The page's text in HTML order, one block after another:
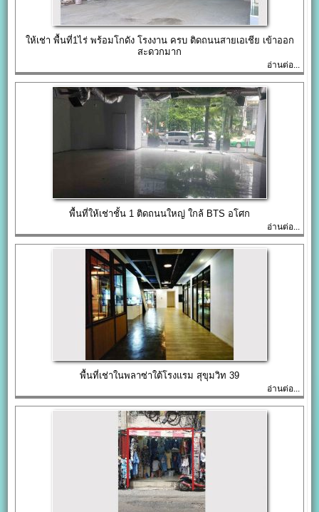
ให้เช่า พื้นที่1ไร่ พร้อมโกดัง โรงงาน ครบ ติดถนนสายเอเชีย เข้าออก
สะดวกมาก
อ่านต่อ...
พื้นที่ให้เช่าชั้น 1 ติดถนนใหญ่ ใกล้ BTS อโศก
อ่านต่อ...
พื้นที่เช่าในพลาซ่าใต้โรงแรม สุขุมวิท 39
อ่านต่อ...